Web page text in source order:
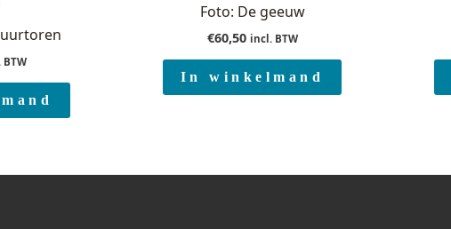
Foto: De geeuw
€60,50 incl. BTW
In winkelmand